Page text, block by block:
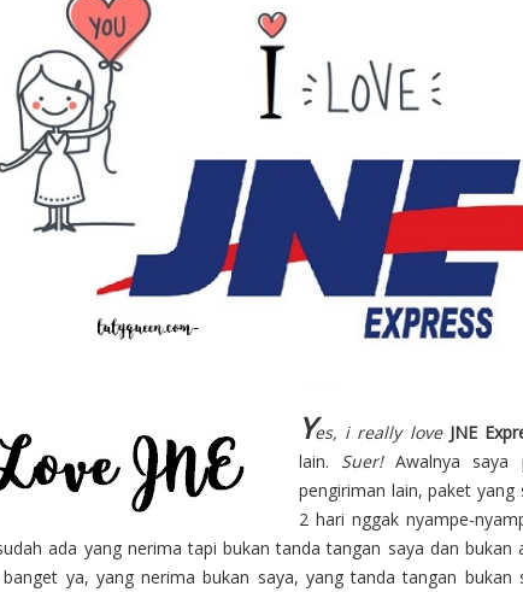
Yes, i really love JNE
lain. Suer!Awalnya saya
pengiriman lain, paket
2 hari nggak nyampe-
ada yang nerima tapi bukan tanda tangan saya dan bukan
banget ya, yang nerima bukan saya, yang tanda tangan